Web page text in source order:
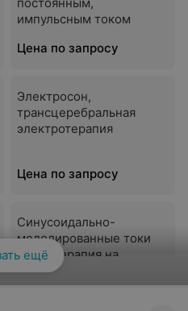
импульсным током
Цена по запросу
Электросон,
трансцеребральная
электротерапия
Цена по запросу
Синусоидально-
моделированные токи
(СМТ-терапия на
аппарате «Радиус»)
все
ещё